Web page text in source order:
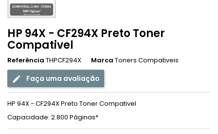
HP 94X - CF294X Preto Toner
Compativel
Referência THPCF294X Marca Toners Compativeis
Faça uma avaliação
HP 94X - CF294X Preto Toner Compativel
Capacidade: 2.800 Páginas*